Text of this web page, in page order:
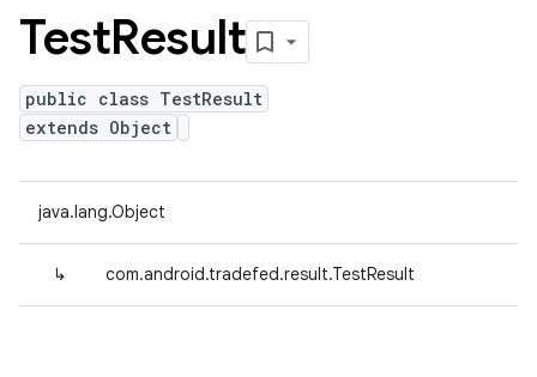
TestResult
public class TestResult
extends Object
java.lang.Object
↳ com.android.tradefed.result.TestResult